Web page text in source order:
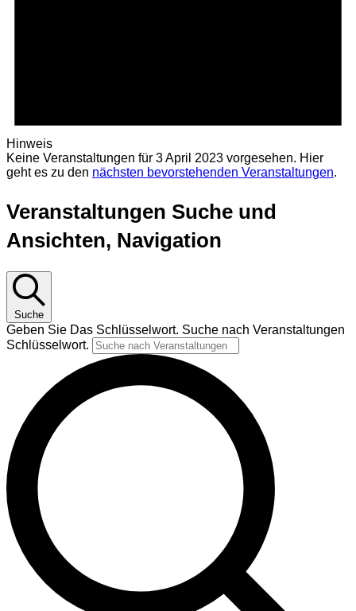
Hinweis
Keine Veranstaltungen für 3 April 2023 vorgesehen. Hier
geht es zu den nächsten bevorstehenden Veranstaltungen.
Veranstaltungen Suche und
Ansichten, Navigation
Suche
Geben Sie Das Schlüsselwort. Suche nach Veranstaltungen
Schlüsselwort.